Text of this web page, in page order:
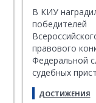
В КИУ
победителей
правового
Федеральной
судебных
слушателей
пристава
ДОСТИЖЕНИЯ